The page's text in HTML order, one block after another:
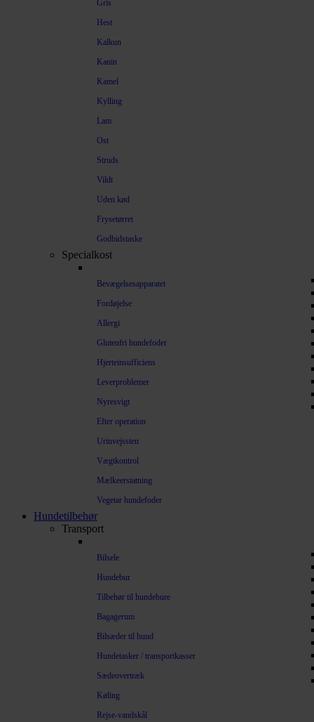
Gris
Hest
Kalkun
Kanin
Kamel
Kylling
Lam
Ost
Struds
Vildt
Uden kød
Frysetørret
Godbidstaske
Specialkost
Bevægelsesapparatet
Fordøjelse
Allergi
Glutenfri hundefoder
Hjerteinsufficiens
Leverproblemer
Nyresvigt
Efter operation
Urinvejssten
Vægtkontrol
Mælkeerstatning
Vegetar hundefoder
Hundetilbehør
Transport
Bilsele
Hundebur
Tilbehør til hundebure
Bagagerum
Bilsæder til hund
Hundetasker / transportkasser
Sædeovertræk
Køling
Rejse-vandskål